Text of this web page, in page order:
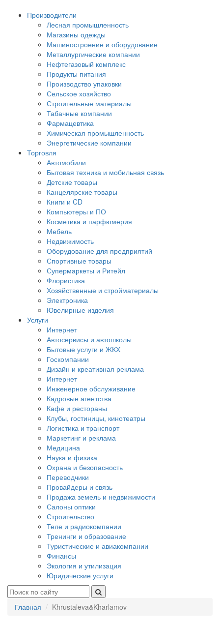
Производители
Лесная промышленность
Магазины одежды
Машиностроение и оборудование
Металлургические компании
Нефтегазовый комплекс
Продукты питания
Производство упаковки
Сельское хозяйство
Строительные материалы
Табачные компании
Фармацевтика
Химическая промышленность
Энергетические компании
Торговля
Автомобили
Бытовая техника и мобильная связь
Детские товары
Канцелярские товары
Книги и CD
Компьютеры и ПО
Косметика и парфюмерия
Мебель
Недвижимость
Оборудование для предприятий
Спортивные товары
Супермаркеты и Ритейл
Флористика
Хозяйственные и стройматериалы
Электроника
Ювелирные изделия
Услуги
Интернет
Автосервисы и автошколы
Бытовые услуги и ЖКХ
Госкомпании
Дизайн и креативная реклама
Интернет
Инженерное обслуживание
Кадровые агентства
Кафе и рестораны
Клубы, гостиницы, кинотеатры
Логистика и транспорт
Маркетинг и реклама
Медицина
Наука и физика
Охрана и безопасность
Переводчики
Провайдеры и связь
Продажа земель и недвижимости
Салоны оптики
Строительство
Теле и радиокомпании
Тренинги и образование
Туристические и авиакомпании
Финансы
Экология и утилизация
Юридические услуги
Главная Khrustaleva&Kharlamov